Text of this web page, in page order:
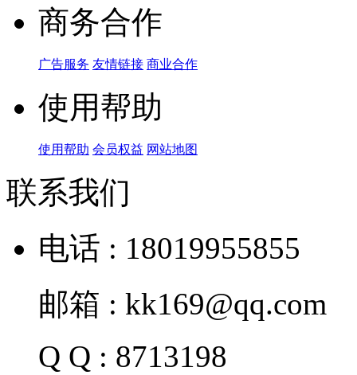
商务合作
广告服务 友情链接 商业合作
使用帮助
使用帮助 会员权益 网站地图
联系我们
电话 : 18019955855
邮箱 : kk169@qq.com
Q Q : 8713198